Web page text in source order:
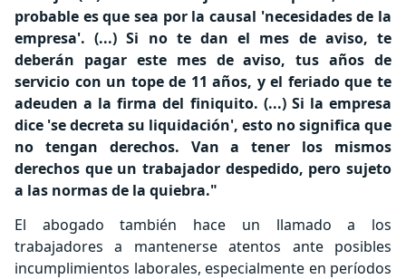
probable es que sea por la causal 'necesidades de la
empresa'. (...) Si no te dan el mes de aviso, te
deberán pagar este mes de aviso, tus años de
servicio con un tope de 11 años, y el feriado que te
adeuden a la firma del finiquito. (...) Si la empresa
dice 'se decreta su liquidación', esto no significa que
no tengan derechos. Van a tener los mismos
derechos que un trabajador despedido, pero sujeto
a las normas de la quiebra."
El abogado también hace un llamado a los
trabajadores a mantenerse atentos ante posibles
incumplimientos laborales, especialmente en períodos